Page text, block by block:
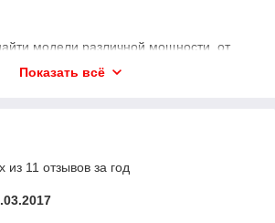
модели различной мощности, от
отличаются такими
для экономии
Показать всё
11 отзывов за год